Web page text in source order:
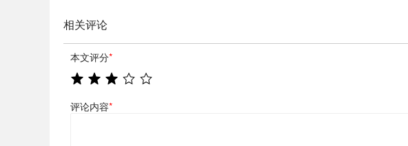
相关评论
本文评分*
评论内容*